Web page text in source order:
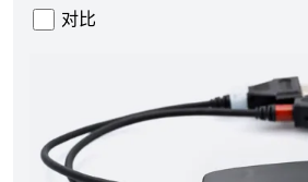
对比